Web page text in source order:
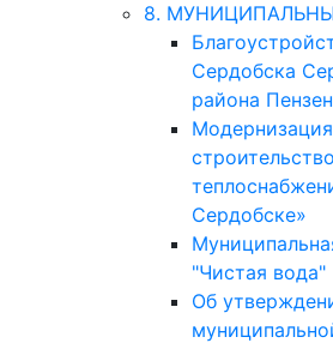
8.
Сердобска
района
Сердобске»
"Чистая вода"
Об